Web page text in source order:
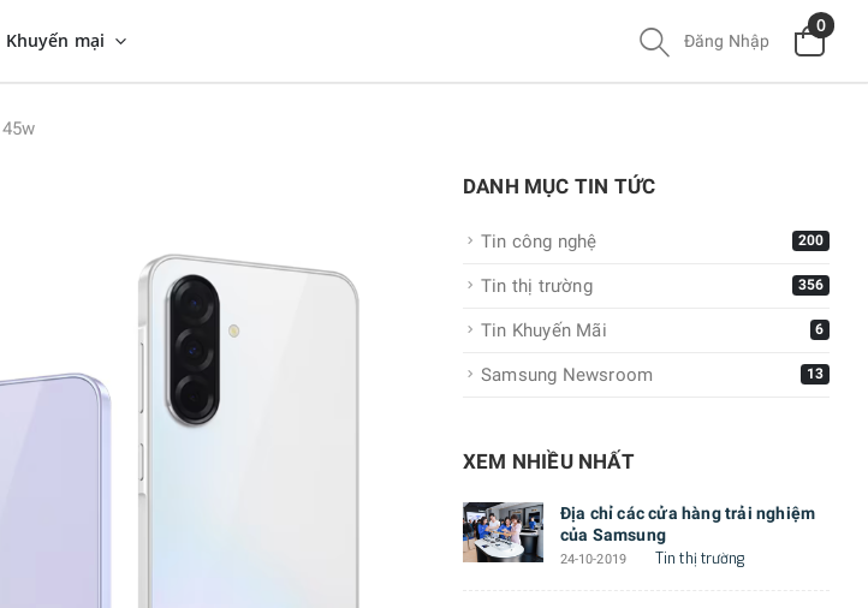
Khuyến mại Đăng Nhập
0
DANH MỤC TIN TỨC
Tin công nghệ 200
Tin thị trường 356
Tin Khuyến Mãi 6
Samsung Newsroom 13
XEM NHIỀU NHẤT
Địa chỉ các cửa hàng trải nghiệm
của Samsung
24-10-2019 Tin thị trường